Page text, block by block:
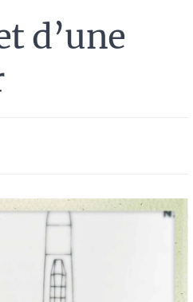
d’une